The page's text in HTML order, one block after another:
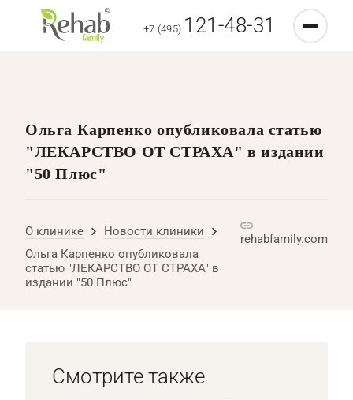
+7 (495) 121-48-31
Ольга Карпенко опубликовала статью
"ЛЕКАРСТВО ОТ СТРАХА" в издании
"50 Плюс"
О клинике
Новости клиники
Ольга Карпенко опубликовала
статью "ЛЕКАРСТВО ОТ СТРАХА" в
издании "50 Плюс"
rehabfamily.com
Смотрите также